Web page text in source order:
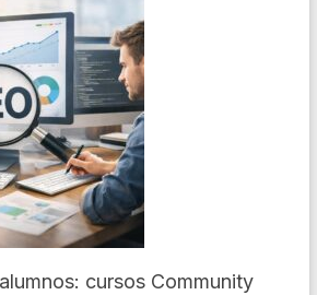
cursos Community